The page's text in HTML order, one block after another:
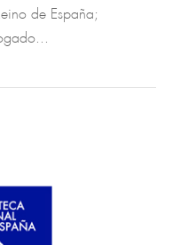
de España;